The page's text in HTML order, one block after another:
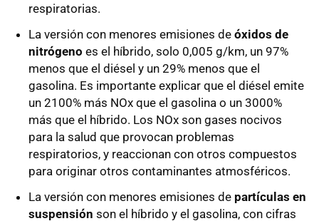
respiratorias.
La versión con menores emisiones de óxidos de
nitrógeno es el híbrido, solo 0,005 g/km, un 97%
menos que el diésel y un 29% menos que el
gasolina. Es importante explicar que el diésel emite
un 2100% más NOx que el gasolina o un 3000%
más que el híbrido. Los NOx son gases nocivos
para la salud que provocan problemas
respiratorios, y reaccionan con otros compuestos
para originar otros contaminantes atmosféricos.
La versión con menores emisiones de partículas en
suspensión son el híbrido y el gasolina, con cifras